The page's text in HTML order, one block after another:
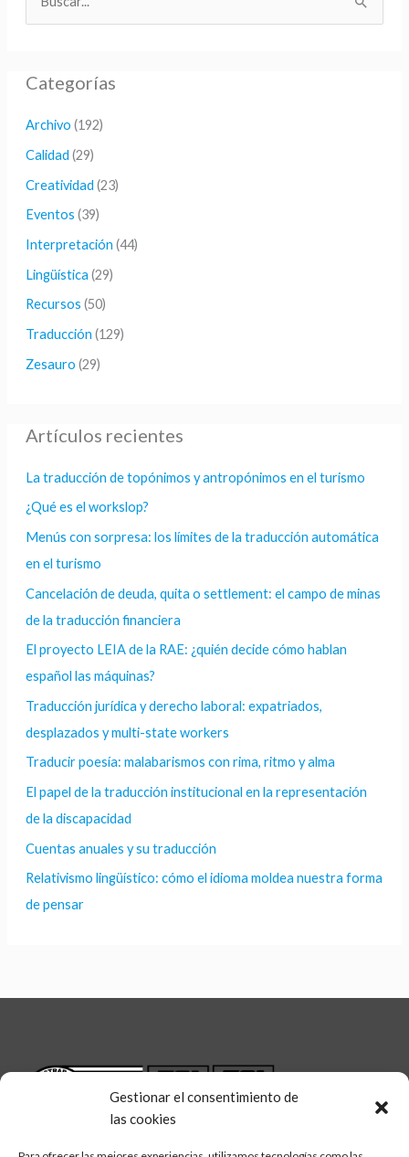
Gestionar el consentimiento de
las cookies
c
p
o
r
:
Categorías
Archivo (192)
Calidad (29)
Creatividad (23)
Eventos (39)
Interpretación (44)
Lingüística (29)
Recursos (50)
Traducción (129)
Zesauro (29)
Artículos recientes
La traducción de topónimos y antropónimos en el turismo
¿Qué es el workslop?
Menús con sorpresa: los límites de la traducción automática
en el turismo
Cancelación de deuda, quita o settlement: el campo de minas
de la traducción financiera
El proyecto LEIA de la RAE: ¿quién decide cómo hablan
español las máquinas?
Traducción jurídica y derecho laboral: expatriados,
desplazados y multi-state workers
Traducir poesía: malabarismos con rima, ritmo y alma
El papel de la traducción institucional en la representación
de la discapacidad
Cuentas anuales y su traducción
Relativismo lingüístico: cómo el idioma moldea nuestra forma
de pensar